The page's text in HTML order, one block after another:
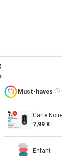
Must-haves
Carte
7,99 €
Enfant